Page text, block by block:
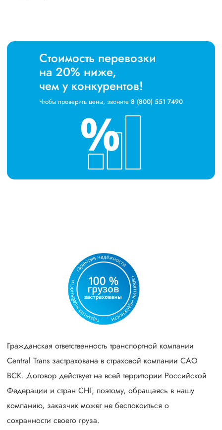
Стоимость перевозки
на 20% ниже,
чем у конкурентов!
Чтобы проверить цены, звоните 8 (800) 551 7490
Гражданская ответственность транспортной компании
Central Trans застрахована в страховой компании САО
ВСК. Договор действует на всей территории Российской
Федерации и стран СНГ, поэтому, обращаясь в нашу
компанию, заказчик может не беспокоиться о
сохранности своего груза.